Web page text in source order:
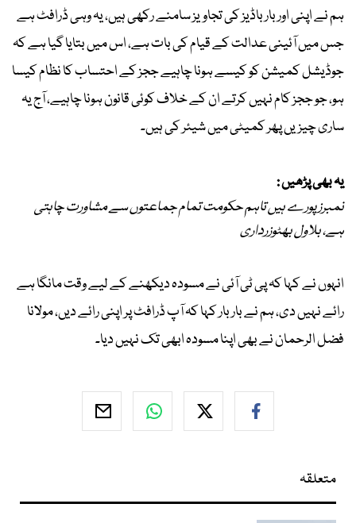
ہم نے اپنی اور بار باڈیز کی تجاویز سامنے رکھی ہیں، یہ وہی ڈرافٹ ہے
جس میں آئینی عدالت کے قیام کی بات ہے، اس میں بتایا گیا ہے کہ
جوڈیشل کمیشن کو کیسے ہونا چاہیے ججز کے احتساب کا نظام کیسا
ہو، جو ججز کام نہیں کرتے ان کے خلاف کوئی قانون ہونا چاہیے، آج یہ
ساری چیزیں پھر کمیٹی میں شیئر کی ہیں۔
یہ بھی پڑھیں :
نمبرز پورے ہیں تاہم حکومت تمام جماعتوں سے مشاورت چاہتی
ہے، بلاول بھٹوزرداری
انہوں نے کہا کہ پی ٹی آئی نے مسودہ دیکھنے کے لیے وقت مانگا ہے
رائے نہیں دی، ہم نے بار بار کہا کہ آپ ڈرافٹ پر اپنی رائے دیں، مولانا
فضل الرحمان نے بھی اپنا مسودہ ابھی تک نہیں دیا۔
متعلقہ